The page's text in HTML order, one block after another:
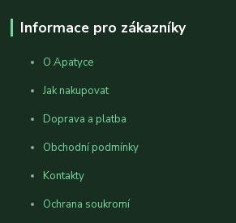
Informace pro zákazníky
O Apatyce
Jak nakupovat
Doprava a platba
Obchodní podmínky
Kontakty
Ochrana soukromí